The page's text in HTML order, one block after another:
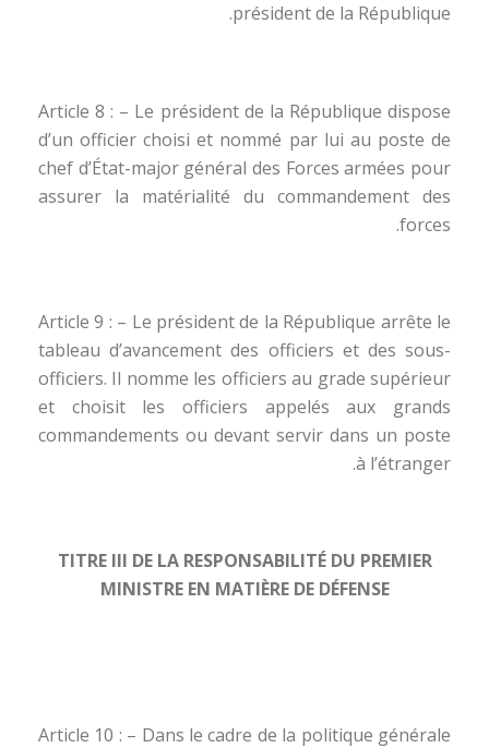
président de la République.
Article 8 : – Le président de la République dispose
d’un officier choisi et nommé par lui au poste de
chef d’État-major général des Forces armées pour
assurer la matérialité du commandement des
forces.
Article 9 : – Le président de la République arrête le
tableau d’avancement des officiers et des sous-
officiers. Il nomme les officiers au grade supérieur
et choisit les officiers appelés aux grands
commandements ou devant servir dans un poste
à l’étranger.
TITRE III DE LA RESPONSABILITÉ DU PREMIER
MINISTRE EN MATIÈRE DE DÉFENSE
Article 10 : – Dans le cadre de la politique générale